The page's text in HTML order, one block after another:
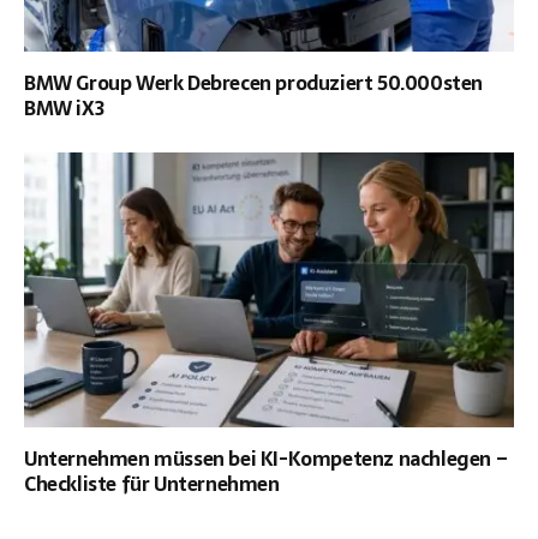
BMW Group Werk Debrecen produziert 50.000sten
BMW iX3
Unternehmen müssen bei KI-Kompetenz nachlegen –
Checkliste für Unternehmen